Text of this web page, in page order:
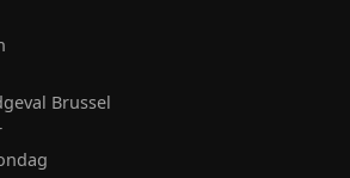
Brussel